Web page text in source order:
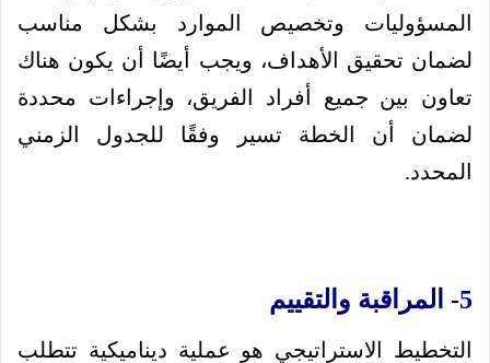
المسؤوليات وتخصيص الموارد بشكل مناسب
لضمان تحقيق الأهداف، ويجب أيضًا أن يكون هناك
تعاون بين جميع أفراد الفريق، وإجراءات محددة
لضمان أن الخطة تسير وفقًا للجدول الزمني
المحدد.
5- المراقبة والتقييم
التخطيط الاستراتيجي هو عملية ديناميكية تتطلب